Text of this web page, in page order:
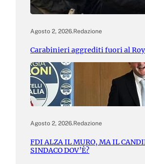
Agosto 2, 2026.Redazione
Carabinieri aggrediti fuori al
Agosto 2, 2026.Redazione
FDI ALZA IL MURO, MA IL
SINDACO DOV’È?